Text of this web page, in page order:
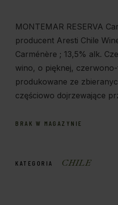
MONTEMAR RESERVA
producent Aresti Chile
Carménère ; 13,5% alk.
wino, o pięknej,
produkowane ze
częściowo dojrzewające
BRAK W MAGAZYNIE
KATEGORIA CHILE